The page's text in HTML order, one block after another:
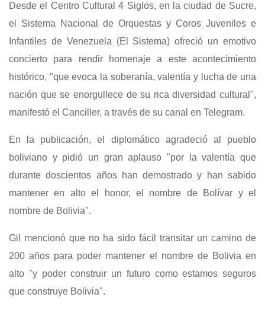
‎Desde el Centro Cultural 4 Siglos, en la ciudad de Sucre,
el Sistema Nacional de Orquestas y Coros Juveniles e
Infantiles de Venezuela (El Sistema) ofreció un emotivo
concierto para rendir homenaje a este acontecimiento
histórico, "que evoca la soberanía, valentía y lucha de una
nación que se enorgullece de su rica diversidad cultural",
manifestó el Canciller, a través de su canal en Telegram.
‎‎En la publicación, el diplomático agradeció al pueblo
boliviano y pidió un gran aplauso "por la valentía que
durante doscientos años han demostrado y han sabido
mantener en alto el honor, el nombre de Bolívar y el
nombre de Bolivia".
‎Gil ‎mencionó que no ha sido fácil transitar un camino de
200 años para poder mantener el nombre de Bolivia en
alto "y poder construir un futuro como estamos seguros
que construye Bolivia".